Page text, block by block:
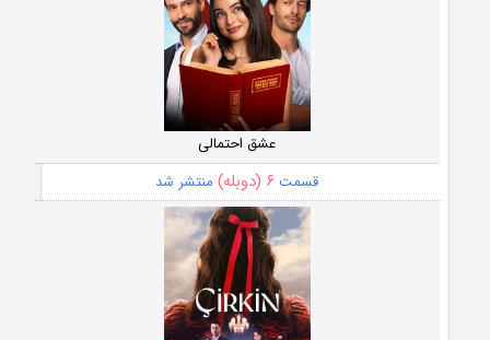
عشق احتمالی
قسمت ۶ (دوبله) منتشر شد